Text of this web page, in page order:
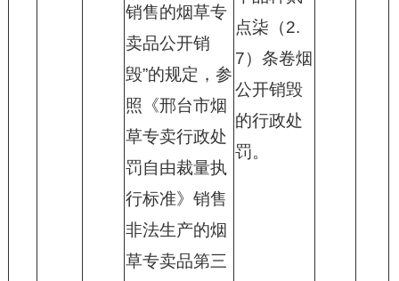
销售的烟草专
卖品公开销
毁”的规定，参
照《邢台市烟
草专卖行政处
罚自由裁量执
行标准》销售
非法生产的烟
草专卖品第三
点柒（2.
7）条卷烟
公开销毁
的行政处
罚。